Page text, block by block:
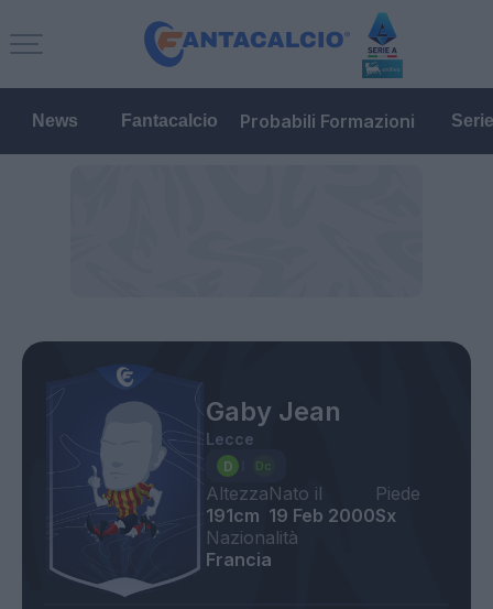
News Fantacalcio Probabili Formazioni
Gaby Jean
Lecce
Altezza
191cm
Nato il
19 Feb 2000
Piede
Sx
Nazionalità
Francia